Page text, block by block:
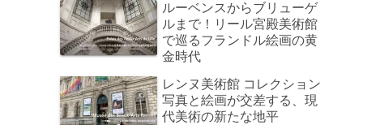
ルーベンスからブリューゲ
ルまで！リール宮殿美術館
で巡るフランドル絵画の黄
金時代
レンヌ美術館 コレクション
写真と絵画が交差する、現
代美術の新たな地平